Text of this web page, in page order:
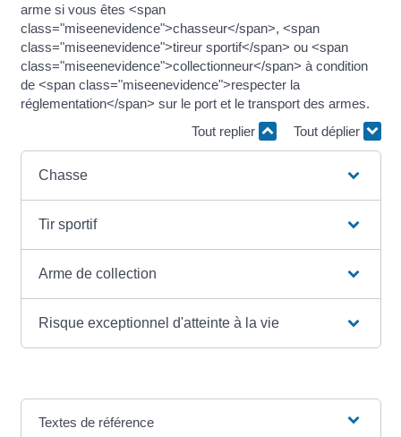
arme si vous êtes <span
class="miseenevidence">chasseur</span>, <span
class="miseenevidence">tireur sportif</span> ou <span
class="miseenevidence">collectionneur</span> à condition
de <span class="miseenevidence">respecter la
réglementation</span> sur le port et le transport des armes.
Tout replier
Tout déplier
Chasse
Tir sportif
Arme de collection
Risque exceptionnel d'atteinte à la vie
Textes de référence